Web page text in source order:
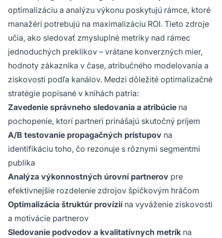
optimalizáciu a analýzu výkonu poskytujú rámce, ktoré
manažéri potrebujú na maximalizáciu ROI. Tieto zdroje
učia, ako sledovať zmysluplné metriky nad rámec
jednoduchých preklikov – vrátane konverzných mier,
hodnoty zákazníka v čase, atribučného modelovania a
ziskovosti podľa kanálov. Medzi dôležité optimalizačné
stratégie popísané v knihách patria:
Zavedenie správneho sledovania a atribúcie na
pochopenie, ktorí partneri prinášajú skutočný príjem
A/B testovanie propagačných prístupov na
identifikáciu toho, čo rezonuje s rôznymi segmentmi
publika
Analýza výkonnostných úrovní partnerov pre
efektívnejšie rozdelenie zdrojov špičkovým hráčom
Optimalizácia štruktúr províziína vyváženie ziskovosti
a motivácie partnerov
Sledovanie podvodov a kvalitatívnych metrík na